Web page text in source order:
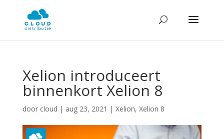
Xelion introduceert
binnenkort Xelion 8
door cloud | aug 23, 2021 | Xelion, Xelion 8